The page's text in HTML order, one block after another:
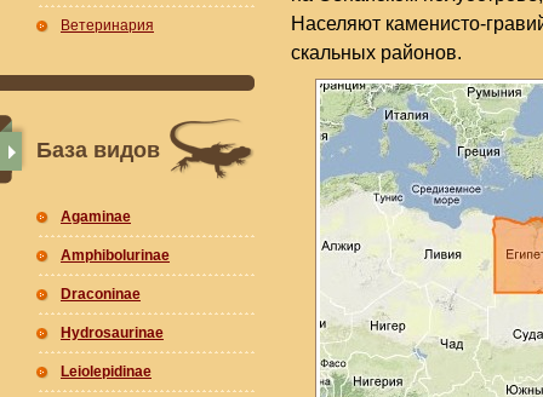
Ветеринария
База видов
Agaminae
Amphibolurinae
Draconinae
Hydrosaurinae
Leiolepidinae
Населяют каменисто-
скальных районов.